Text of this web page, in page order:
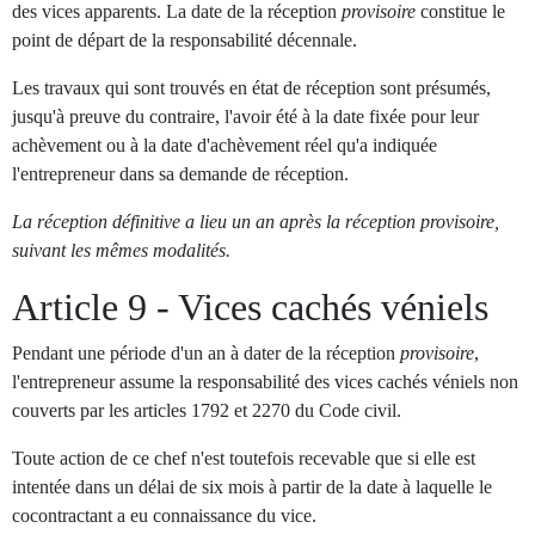
des vices apparents. La date de la réception provisoire constitue le
point de départ de la responsabilité décennale.
Les travaux qui sont trouvés en état de réception sont présumés,
jusqu'à preuve du contraire, l'avoir été à la date fixée pour leur
achèvement ou à la date d'achèvement réel qu'a indiquée
l'entrepreneur dans sa demande de réception.
La réception définitive a lieu un an après la réception provisoire,
suivant les mêmes modalités.
Article 9 - Vices cachés véniels
Pendant une période d'un an à dater de la réception provisoire,
l'entrepreneur assume la responsabilité des vices cachés véniels non
couverts par les articles 1792 et 2270 du Code civil.
Toute action de ce chef n'est toutefois recevable que si elle est
intentée dans un délai de six mois à partir de la date à laquelle le
cocontractant a eu connaissance du vice.